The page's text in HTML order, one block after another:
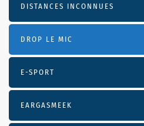
DISTANCES INCONNUES
DROP LE MIC
E-SPORT
EARGASMEEK